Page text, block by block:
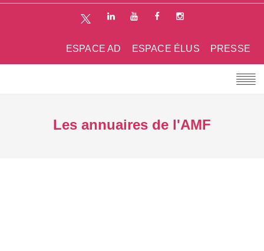
PRESSE
ESPACE ÉLUS
ESPACE AD
Les annuaires de l'AMF